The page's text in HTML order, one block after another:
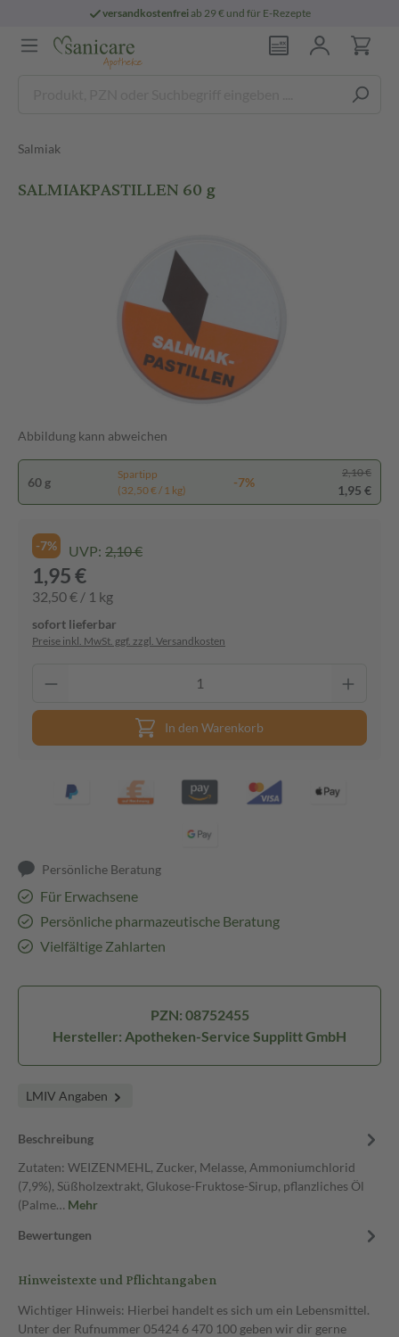
versandkostenfreiab 29 € und für E-Rezepte
Salmiak
SALMIAKPASTILLEN 60 g
Abbildung kann abweichen
60 g
Spartipp
(32,50 € / 1 kg)
-7%
2,10 €
1,95 €
-7% UVP: 2,10 €
1,95 €
32,50 € / 1 kg
sofort lieferbar
Preise inkl. MwSt. ggf. zzgl. Versandkosten
In den Warenkorb
Persönliche Beratung
Für Erwachsene
Persönliche pharmazeutische Beratung
Vielfältige Zahlarten
PZN: 08752455
Hersteller: Apotheken-Service Supplitt GmbH
LMIV Angaben
Beschreibung
Zutaten: WEIZENMEHL, Zucker, Melasse, Ammoniumchlorid
(7,9%), Süßholzextrakt, Glukose-Fruktose-Sirup, pflanzliches Öl
(Palme… Mehr
Bewertungen
Hinweistexte und Pflichtangaben
Wichtiger Hinweis: Hierbei handelt es sich um ein Lebensmittel.
Unter der Rufnummer 05424 6 470 100 geben wir dir gerne